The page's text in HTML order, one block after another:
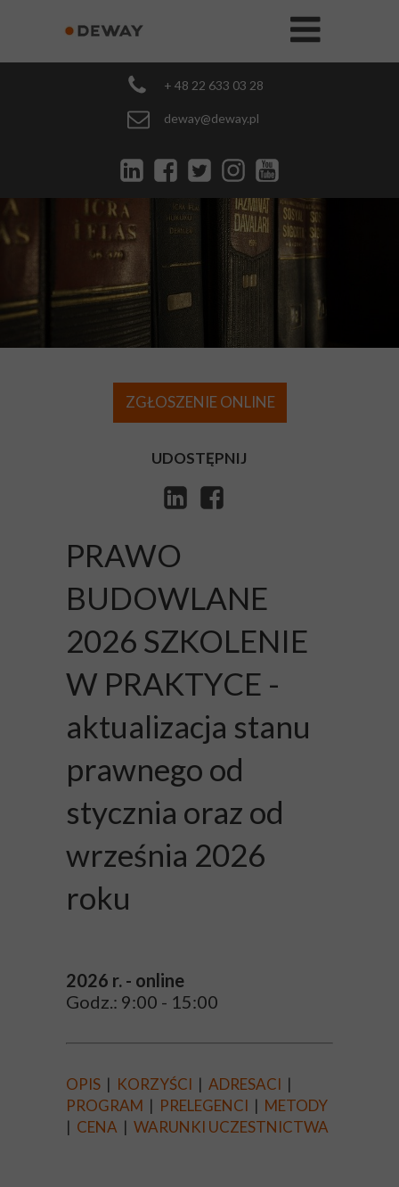
ZGŁOSZENIE ONLINE
PRAWO
BUDOWLANE
2026 SZKOLENIE
W PRAKTYCE -
aktualizacja stanu
prawnego od
stycznia oraz od
września 2026
roku
2026 r. - online
Godz.: 9:00 - 15:00
OPIS | KORZYŚCI | ADRESACI |
PROGRAM | PRELEGENCI | METODY
| CENA | WARUNKI UCZESTNICTWA
+ 48 22 633 03 28
deway@deway.pl
UDOSTĘPNIJ